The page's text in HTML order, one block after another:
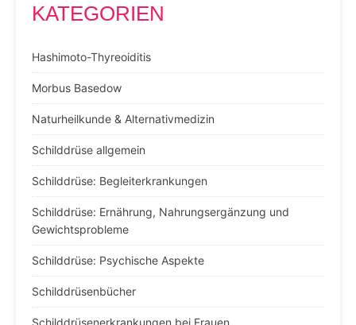
KATEGORIEN
Hashimoto-Thyreoiditis
Morbus Basedow
Naturheilkunde & Alternativmedizin
Schilddrüse allgemein
Schilddrüse: Begleiterkrankungen
Schilddrüse: Ernährung, Nahrungsergänzung und
Gewichtsprobleme
Schilddrüse: Psychische Aspekte
Schilddrüsenbücher
Schilddrüsenerkrankungen bei Frauen